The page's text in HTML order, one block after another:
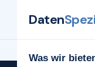
Daten
Was wir